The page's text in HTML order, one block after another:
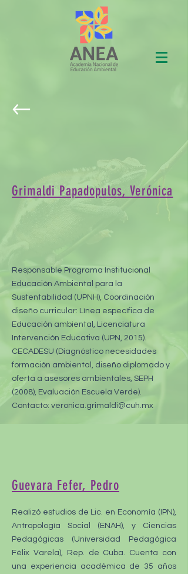
Grimaldi Papadopulos, Verónica
Responsable Programa Institucional
Educación Ambiental para la
Sustentabilidad (UPNH), Coordinación
diseño curricular: Línea específica de
Educación ambiental, Licenciatura
Intervención Educativa (UPN, 2015).
CECADESU (Diagnóstico necesidades
formación ambiental, diseño diplomado y
oferta a asesores ambientales, SEPH
(2008), Evaluación Escuela Verde).
Contacto: veronica.grimaldi@cuh.mx
Guevara Fefer, Pedro
Realizó estudios de Lic. en Economía (IPN),
Antropología Social (ENAH), y Ciencias
Pedagógicas (Universidad Pedagógica
Félix Varela), Rep. de Cuba. Cuenta con
una experiencia académica de 35 años